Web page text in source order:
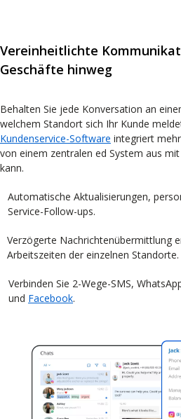
Vereinheitlichte
Geschäfte hinweg
Behalten Sie jede Konversation an
welchem Standort sich Ihr Kunde
Kundenservice-Software integriert
von einem zentralen ed System aus
kann.
Automatische Aktualisierungen,
Service-Follow-ups.
Verzögerte Nachrichtenübermittlung
Arbeitszeiten der einzelnen Standorte.
Verbinden Sie 2-Wege-SMS,
und Facebook.